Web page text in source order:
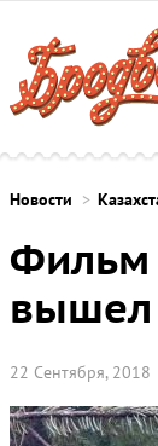
Новости
Фильм
вышел
22 Сентября, 2018